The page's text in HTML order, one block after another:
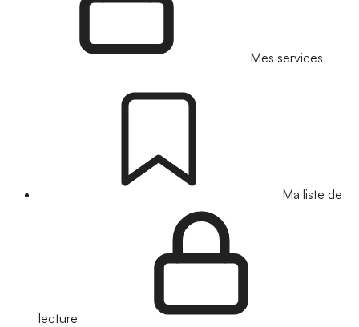
Mes services
Ma liste de
lecture